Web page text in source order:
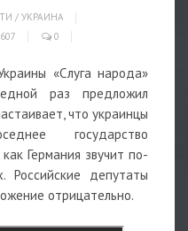
/ УКРАИНА
0
«Слуга народа»
раз предложил
что украинцы
государство
Германия звучит по-
Российские депутаты
отрицательно.